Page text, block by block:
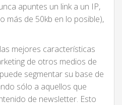
apuntes un link a un IP,
más de 50kb en lo posible),
mejores características
de otros medios de
segmentar su base de
sólo a aquellos que
de newsletter. Esto